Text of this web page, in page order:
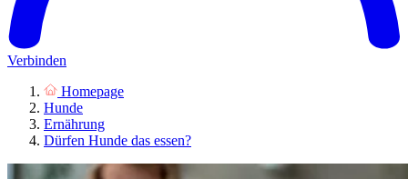
Verbinden
Homepage
Hunde
Ernährung
Dürfen Hunde das essen?